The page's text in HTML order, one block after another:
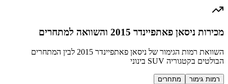
מכירות ניסאן פאתפיינדר 2015 והשוואה למתחרים
השוואת רמות הגימור של ניסאן פאתפיינדר 2015 לבין המתחרים
הבולטים בקטגוריה SUV בינוני
רמות גימור מתחרים